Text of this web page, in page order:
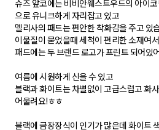
슈즈 앞코에는 비비안웨스트우드의 아이
으로 유니크하게 자리잡고 있고
멜리사의 패드는 편안한 착화감을 주고 있
이물질이 묻었을때 세척이 편리한 소재여
패드에는 두 브랜드 로고가 프린트 되어있
여름에 시원하게 신을 수 있고
블랙과 화이트는 차별없이 고급스럽고 화
어울려요!ㅎㅎ
블랙에 금장장식이 인기가 많은데 화이트